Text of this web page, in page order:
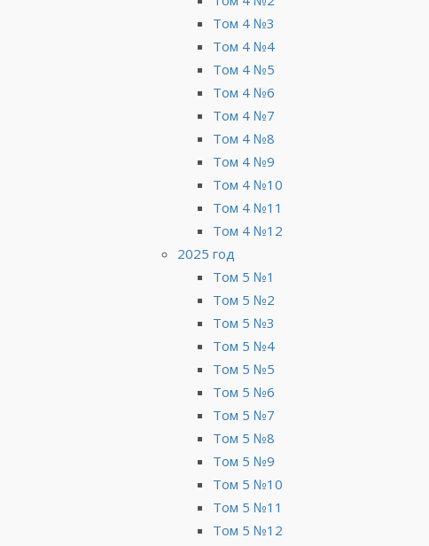
Том 4 №3
Том 4 №4
Том 4 №5
Том 4 №6
Том 4 №7
Том 4 №8
Том 4 №9
Том 4 №10
Том 4 №11
Том 4 №12
2025 год
Том 5 №1
Том 5 №2
Том 5 №3
Том 5 №4
Том 5 №5
Том 5 №6
Том 5 №7
Том 5 №8
Том 5 №9
Том 5 №10
Том 5 №11
Том 5 №12